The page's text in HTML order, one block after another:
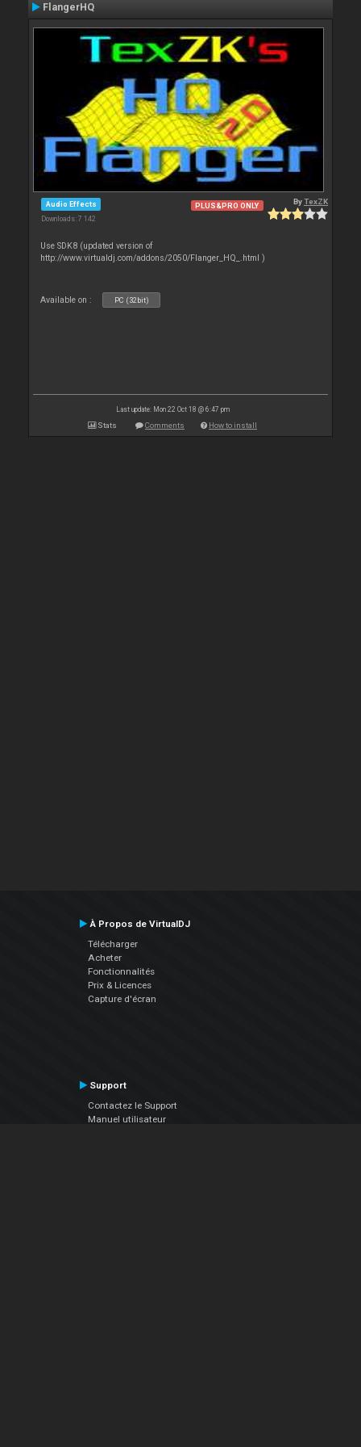
FlangerHQ
Audio Effects
Downloads: 7 142
PLUS&PRO ONLY ByTexZK
Use SDK8 (updated version of
http://www.virtualdj.com/addons/2050/Flanger_HQ_.html )
Available on : PC (32bit)
Last update: Mon 22 Oct 18 @ 6:47 pm
Stats Comments How to install
À Propos de VirtualDJ
Télécharger
Acheter
Fonctionnalités
Prix & Licences
Capture d'écran
Support
Contactez le Support
Manuel utilisateur